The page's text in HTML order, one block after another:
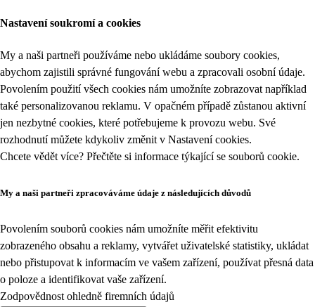
Nastavení soukromí a cookies
My a naši partneři používáme nebo ukládáme soubory cookies,
abychom zajistili správné fungování webu a zpracovali osobní údaje.
Povolením použití všech cookies nám umožníte zobrazovat například
také personalizovanou reklamu. V opačném případě zůstanou aktivní
jen nezbytné cookies, které potřebujeme k provozu webu. Své
rozhodnutí můžete kdykoliv změnit v Nastavení cookies.
Chcete vědět více? Přečtěte si informace týkající se souborů cookie.
My a naši partneři zpracováváme údaje z následujících důvodů
Povolením souborů cookies nám umožníte měřit efektivitu
zobrazeného obsahu a reklamy, vytvářet uživatelské statistiky, ukládat
nebo přistupovat k informacím ve vašem zařízení, používat přesná data
o poloze a identifikovat vaše zařízení.
Zodpovědnost ohledně firemních údajů